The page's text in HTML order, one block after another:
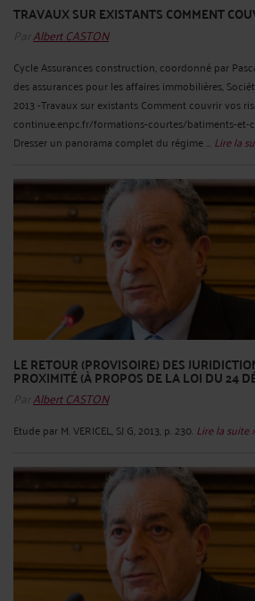
TRAVAUX SUR EXISTANTS COMMENT
ParAlbert CASTON
Cycle Assurances construction, coordonné par
des assurances pour les affaires immobilières,
2013 -Travaux sur existants Comment couvrir vos
continue.enpc.fr/formations-courtes/batiments-et-
Dresser un panorama complet du régime ... Lire la
LE RETOUR (PROVISOIRE) DES
PROXIMITÉ (À PROPOS DE LA LOI DU 24
ParAlbert CASTON
Etude par M. VERICEL, SJ G, 2013, p. 230. Lire la suite >